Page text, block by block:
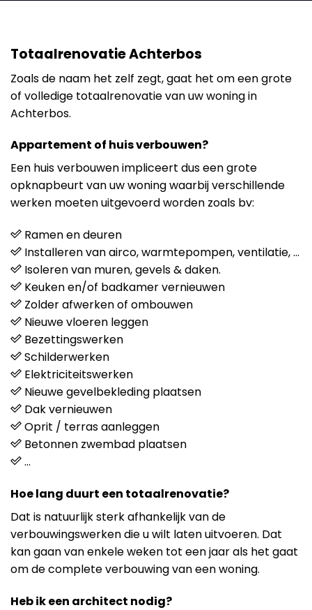
Totaalrenovatie Achterbos
Zoals de naam het zelf zegt, gaat het om een grote
of volledige totaalrenovatie van uw woning in
Achterbos.
Appartement of huis verbouwen?
Een huis verbouwen impliceert dus een grote
opknapbeurt van uw woning waarbij verschillende
werken moeten uitgevoerd worden zoals bv:
Ramen en deuren
Installeren van airco, warmtepompen, ventilatie, …
Isoleren van muren, gevels & daken.
Keuken en/of badkamer vernieuwen
Zolder afwerken of ombouwen
Nieuwe vloeren leggen
Bezettingswerken
Schilderwerken
Elektriciteitswerken
Nieuwe gevelbekleding plaatsen
Dak vernieuwen
Oprit / terras aanleggen
Betonnen zwembad plaatsen
…
Hoe lang duurt een totaalrenovatie?
Dat is natuurlijk sterk afhankelijk van de
verbouwingswerken die u wilt laten uitvoeren. Dat
kan gaan van enkele weken tot een jaar als het gaat
om de complete verbouwing van een woning.
Heb ik een architect nodig?